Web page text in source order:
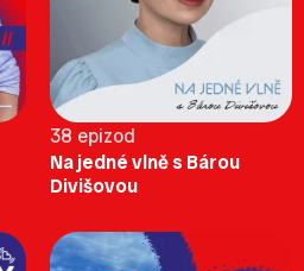
38 epizod
Na jedné vlně s Bárou
Divišovou